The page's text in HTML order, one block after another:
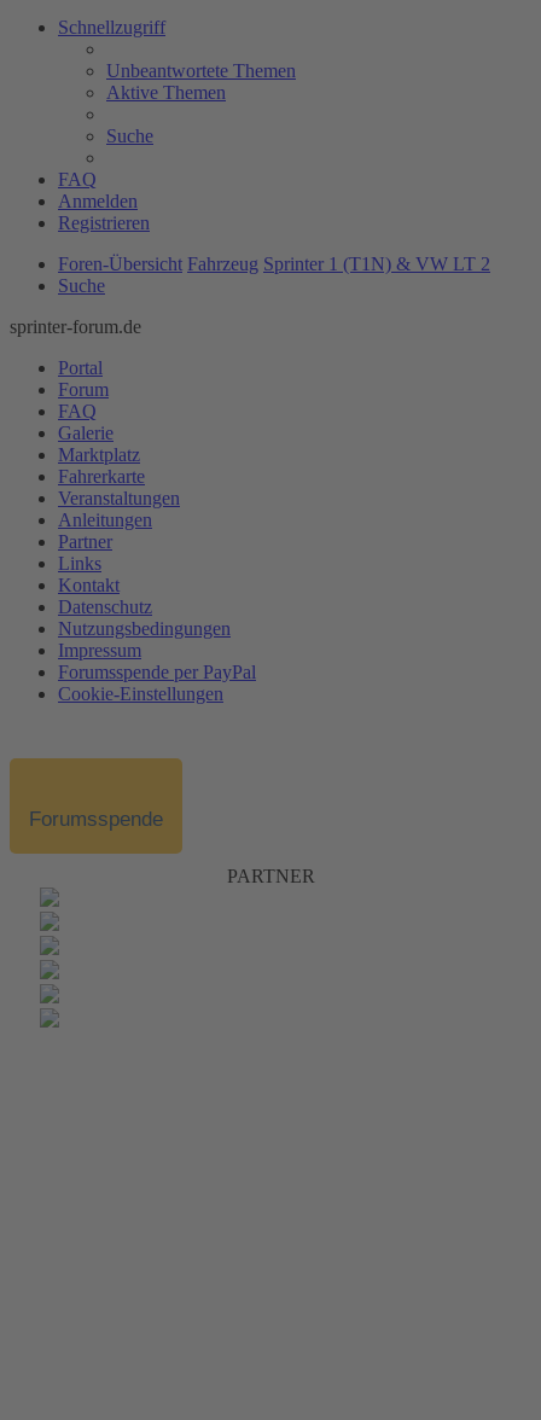
Schnellzugriff
Unbeantwortete Themen
Aktive Themen
Suche
FAQ
Anmelden
Registrieren
Foren-Übersicht Fahrzeug Sprinter 1 (T1N) & VW LT 2
Suche
sprinter-forum.de
Portal
Forum
FAQ
Galerie
Marktplatz
Fahrerkarte
Veranstaltungen
Anleitungen
Partner
Links
Kontakt
Datenschutz
Nutzungsbedingungen
Impressum
Forumsspende per PayPal
Cookie-Einstellungen
Forumsspende
PARTNER